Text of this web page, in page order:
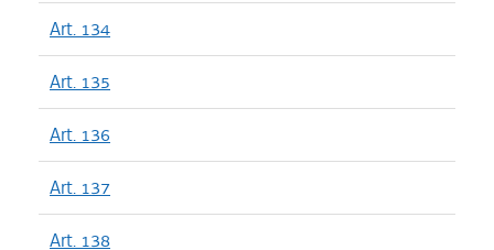
Art. 134
Art. 135
Art. 136
Art. 137
Art. 138